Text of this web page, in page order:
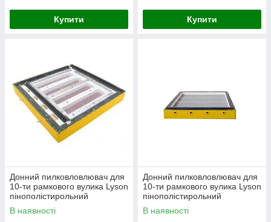
Купити Купити
Донний пилковловлювач для
10-ти рамкового вулика Lyson
пінополістирольний
фарбований
В наявності
Донний пилковловлювач для
10-ти рамкового вулика Lyson
пінополістирольний
гігієнічний фарбований
В наявності